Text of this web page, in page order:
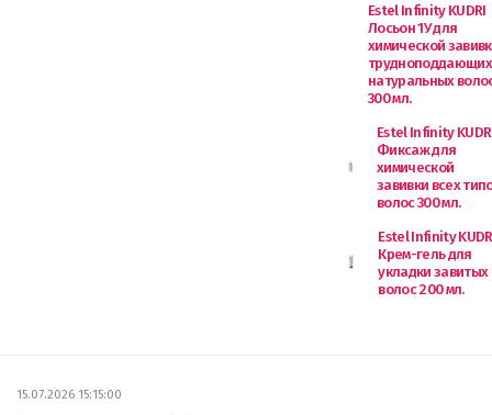
Estel Infinity KUDRI
Лосьон 1У для
химической
натуральных
300 мл.
Estel Infinity
Фиксаж для
химической
завивки всех
волос 300 мл.
Estel Infinity
Крем-гель для
укладки завитых
волос 200 мл.
15.07.2026 15:15:00